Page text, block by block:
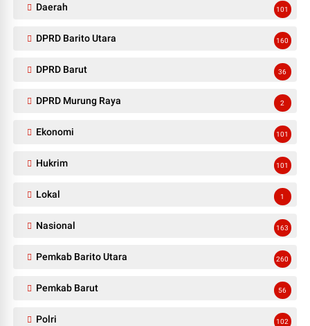
Daerah 101
DPRD Barito Utara 160
DPRD Barut 36
DPRD Murung Raya 2
Ekonomi 101
Hukrim 101
Lokal 1
Nasional 163
Pemkab Barito Utara 260
Pemkab Barut 56
Polri 102